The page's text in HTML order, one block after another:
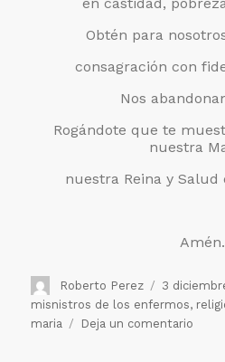
Obtén para
consagración con
Nos
Rogándote que te
nuestra
nuestra Reina y Salud
Amén.
Autor
Roberto Perez
Publicado
el
3
misnistros de los enfermos,
maria
Deja un comentario